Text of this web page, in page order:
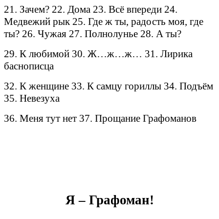
21. Зачем? 22. Дома 23. Всё впереди 24.
Медвежий рык 25. Где ж ты, радость моя, где
ты? 26. Чужая 27. Полнолунье 28. А ты?
29. К любимой 30. Ж…ж…ж… 31. Лирика
баснописца
32. К женщине 33. К самцу гориллы 34. Подъём
35. Невезуха
36. Меня тут нет 37. Прощание Графоманов
Я – Графоман!